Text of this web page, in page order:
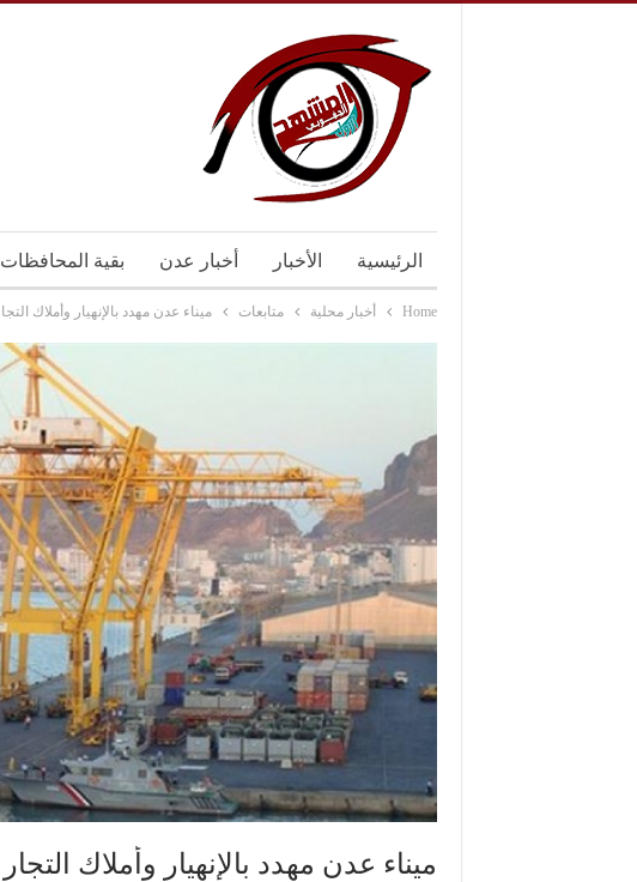
الرئيسية الأخبار أخبار عدن بقية المحافظات
Home أخبار محلية متابعات ميناء عدن مهدد بالإنهيار وأملاك
ميناء عدن مهدد بالإنهيار وأملاك